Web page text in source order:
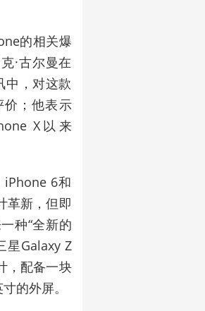
的相关爆
·古尔曼在
中，对这款
价；他表示
X以来
6和
革新，但即
种“全新的
星Galaxy Z
，配备一块
的外屏。